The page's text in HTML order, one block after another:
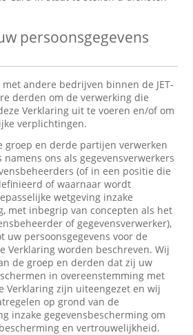
persoonsgegevens
met andere bedrijven binnen de JET-
derden om de verwerking die
Verklaring uit te voeren en/of om
verplichtingen.
groep en derde partijen verwerken
namens ons als gegevensverwerkers
(of in een positie die
of waarnaar wordt
wetgeving inzake
met inbegrip van concepten als het
of gegevensverwerker),
uw persoonsgegevens voor de
Verklaring worden beschreven. Wij
de groep en derden dat zij uw
in overeenstemming met
Verklaring zijn uiteengezet en wij
op grond van de
inzake gegevensbescherming om
en vertrouwelijkheid.